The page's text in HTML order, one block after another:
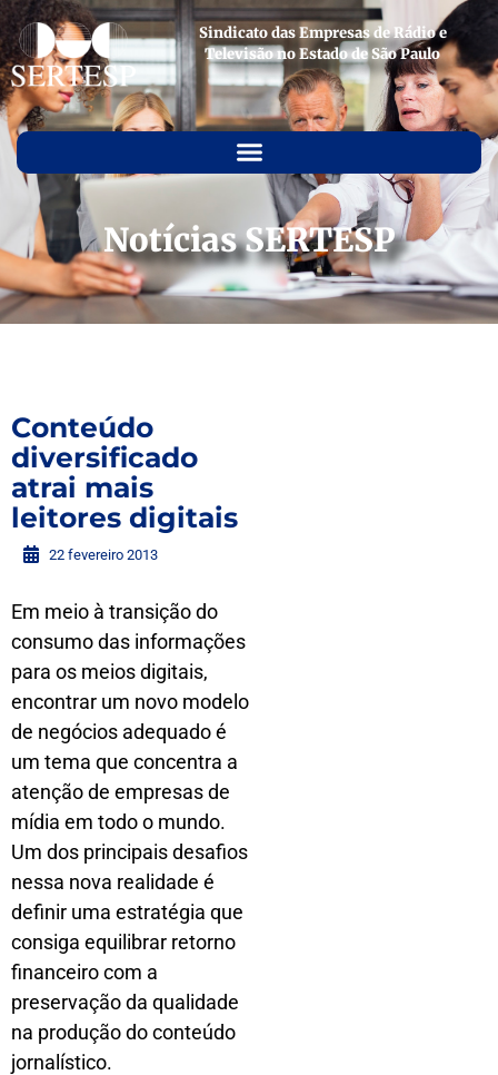
Sindicato das Empresas de Rádio e
Televisão no Estado de São Paulo
Notícias SERTESP
Conteúdo
diversificado
atrai mais
leitores digitais
22 fevereiro 2013
Em meio à transição do
consumo das informações
para os meios digitais,
encontrar um novo modelo
de negócios adequado é
um tema que concentra a
atenção de empresas de
mídia em todo o mundo.
Um dos principais desafios
nessa nova realidade é
definir uma estratégia que
consiga equilibrar retorno
financeiro com a
preservação da qualidade
na produção do conteúdo
jornalístico.